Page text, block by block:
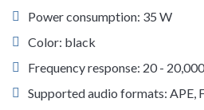
Power consumption: 35 W
Color: black
Frequency response: 20 -
Supported audio formats: APE,